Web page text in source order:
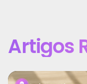
Artigos
Manter a motivação